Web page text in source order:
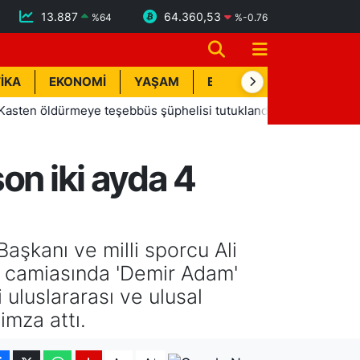
13.887 %64 64.360,53 %-0.76
EKONOMİ YAŞAM BİK İLAN
teşebbüs şüphelisi tutuklandı
iki ayda 4
ve milli sporcu Ali
'Demir Adam'
uluslararası ve ulusal
attı.